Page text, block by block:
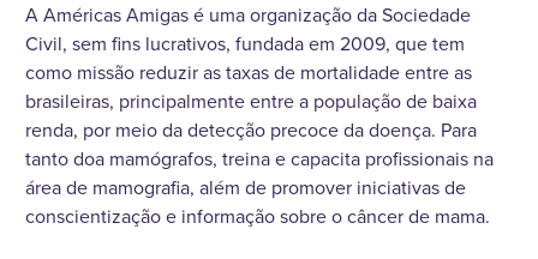
A Américas Amigas é uma organização da Sociedade
Civil, sem fins lucrativos, fundada em 2009, que tem
como missão reduzir as taxas de mortalidade entre as
brasileiras, principalmente entre a população de baixa
renda, por meio da detecção precoce da doença. Para
tanto doa mamógrafos, treina e capacita profissionais na
área de mamografia, além de promover iniciativas de
conscientização e informação sobre o câncer de mama.